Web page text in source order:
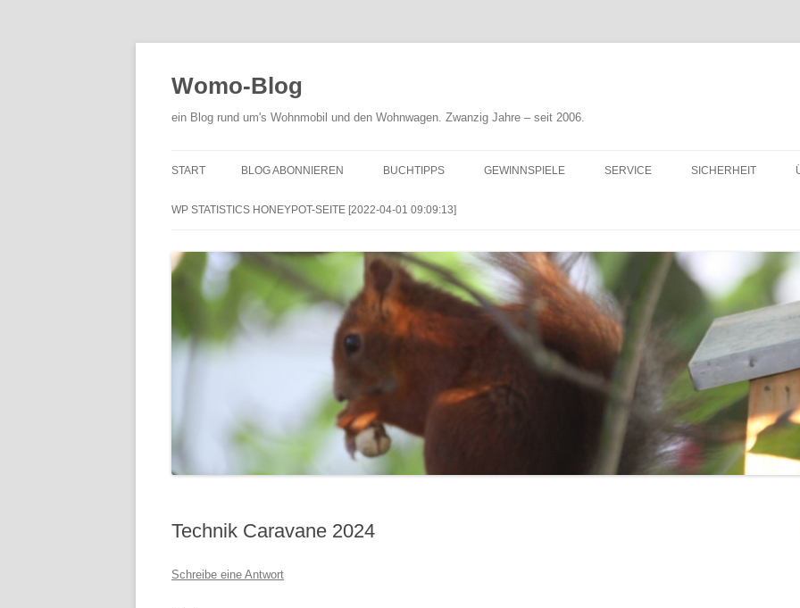
Womo-Blog
ein Blog rund um's Wohnmobil und den Wohnwagen. Zwanzig Jahre – seit 2006.
START BLOG ABONNIEREN BUCHTIPPS GEWINNSPIELE SERVICE SICHERHEIT
WP STATISTICS HONEYPOT-SEITE [2022-04-01 09:09:13]
Technik Caravane 2024
Schreibe eine Antwort